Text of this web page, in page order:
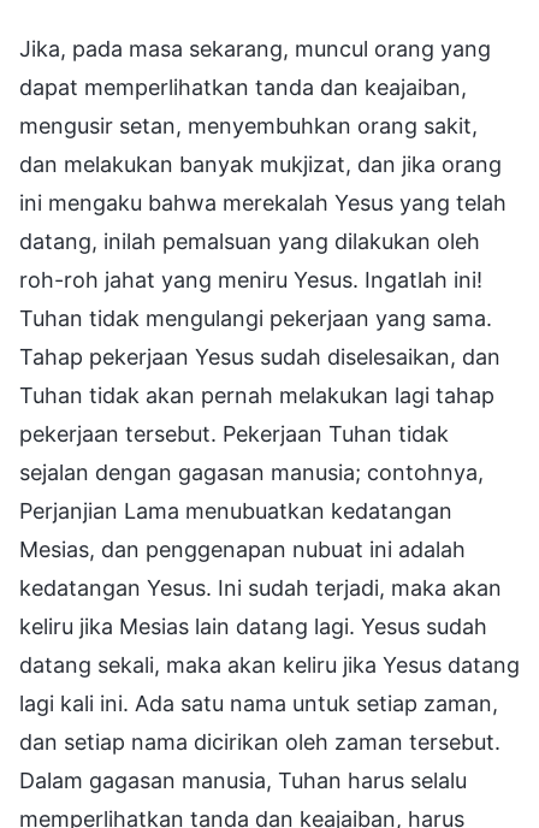
Jika, pada masa sekarang, muncul orang yang
dapat memperlihatkan tanda dan keajaiban,
mengusir setan, menyembuhkan orang sakit,
dan melakukan banyak mukjizat, dan jika orang
ini mengaku bahwa merekalah Yesus yang telah
datang, inilah pemalsuan yang dilakukan oleh
roh-roh jahat yang meniru Yesus. Ingatlah ini!
Tuhan tidak mengulangi pekerjaan yang sama.
Tahap pekerjaan Yesus sudah diselesaikan, dan
Tuhan tidak akan pernah melakukan lagi tahap
pekerjaan tersebut. Pekerjaan Tuhan tidak
sejalan dengan gagasan manusia; contohnya,
Perjanjian Lama menubuatkan kedatangan
Mesias, dan penggenapan nubuat ini adalah
kedatangan Yesus. Ini sudah terjadi, maka akan
keliru jika Mesias lain datang lagi. Yesus sudah
datang sekali, maka akan keliru jika Yesus datang
lagi kali ini. Ada satu nama untuk setiap zaman,
dan setiap nama dicirikan oleh zaman tersebut.
Dalam gagasan manusia, Tuhan harus selalu
memperlihatkan tanda dan keajaiban, harus